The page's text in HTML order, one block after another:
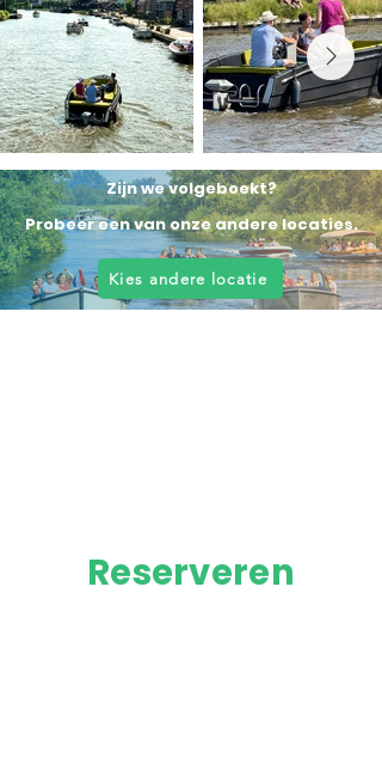
Zijn we volgeboekt?
Probeer een van onze andere locaties.
Kies andere locatie
Reserveren